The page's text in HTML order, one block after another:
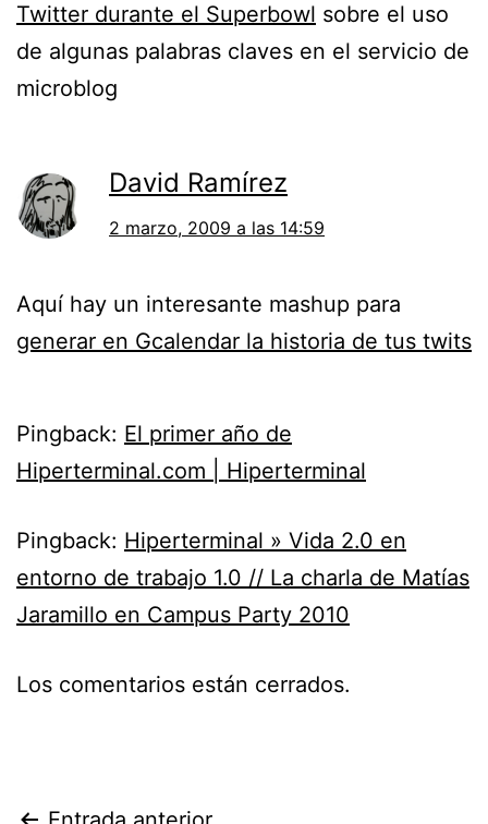
Twitter durante el Superbowl sobre el uso
de algunas palabras claves en el servicio de
microblog
David Ramírez
2 marzo, 2009 a las 14:59
Aquí hay un interesante mashup para
generar en Gcalendar la historia de tus twits
Pingback: El primer año de
Hiperterminal.com | Hiperterminal
Pingback: Hiperterminal » Vida 2.0 en
entorno de trabajo 1.0 // La charla de Matías
Jaramillo en Campus Party 2010
Los comentarios están cerrados.